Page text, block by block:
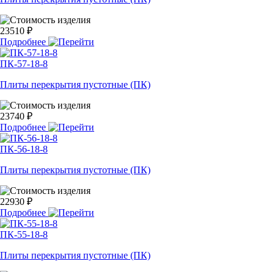
23510 ₽
Подробнее
ПК-57-18-8
Плиты перекрытия пустотные (ПК)
23740 ₽
Подробнее
ПК-56-18-8
Плиты перекрытия пустотные (ПК)
22930 ₽
Подробнее
ПК-55-18-8
Плиты перекрытия пустотные (ПК)